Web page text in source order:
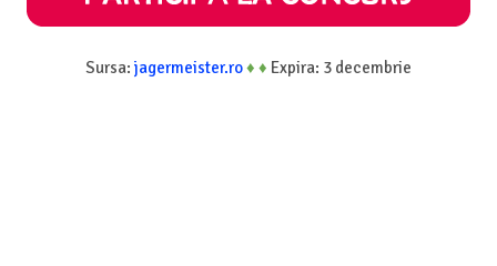
Sursa: jagermeister.ro♦ ♦ Expira: 3 decembrie